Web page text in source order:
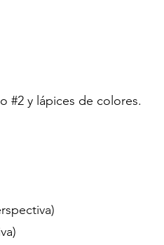
#2 y lápices de colores.